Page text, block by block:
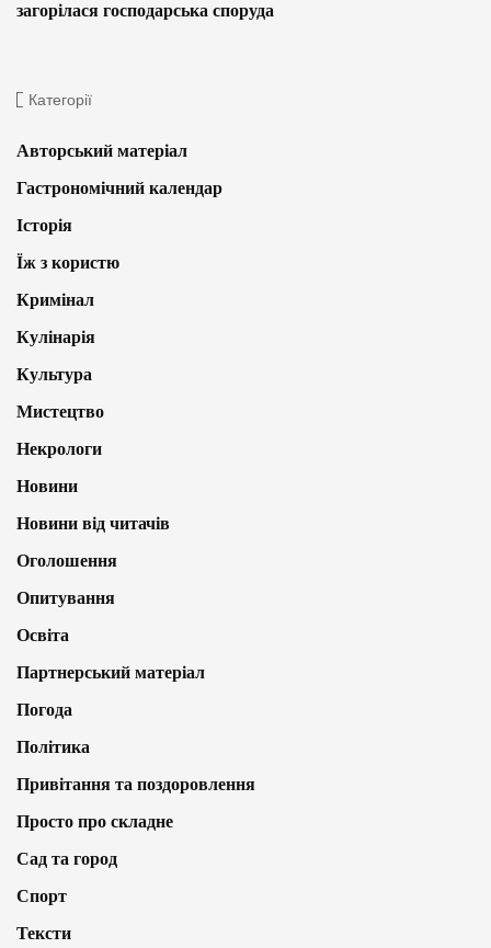
загорілася господарська споруда
Категорії
Авторський матеріал
Гастрономічний календар
Історія
Їж з користю
Кримінал
Кулінарія
Культура
Мистецтво
Некрологи
Новини
Новини від читачів
Оголошення
Опитування
Освіта
Партнерський матеріал
Погода
Політика
Привітання та поздоровлення
Просто про складне
Сад та город
Спорт
Тексти